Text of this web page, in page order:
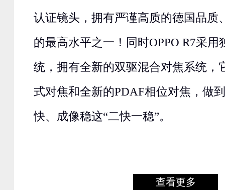
认证镜头，拥有严谨高质的德国品质
的最高水平之一！同时OPPO R7采用
统，拥有全新的双驱混合对焦系统，
式对焦和全新的PDAF相位对焦，做
快、成像稳这“二快一稳”。
查看更多